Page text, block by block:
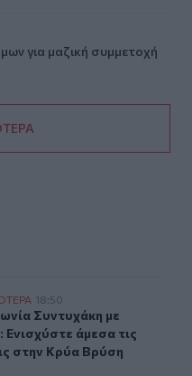
για μαζική συμμετοχή
Ενισχύστε άμεσα
18:50
Συντυχάκη με
Συντυχάκη με
Ενισχύστε άμεσα τις
στην Κρύα Βρύση